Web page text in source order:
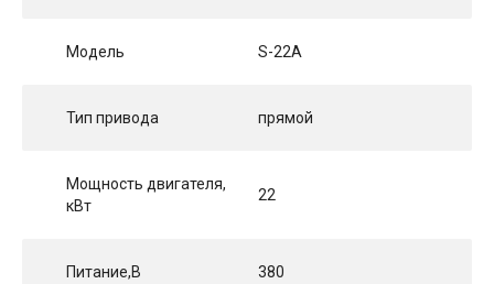
Модель S-22A
Тип привода прямой
Мощность двигателя,
кВт
22
Питание,В 380